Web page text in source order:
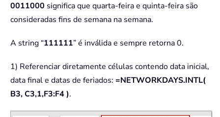
0011000 significa que quarta-feira e quinta-feira são
consideradas fins de semana na semana.
A string “111111” é inválida e sempre retorna 0.
1) Referenciar diretamente células contendo data inicial,
data final e datas de feriados: =NETWORKDAYS.INTL(
B3, C3,1,F3:F4 ).